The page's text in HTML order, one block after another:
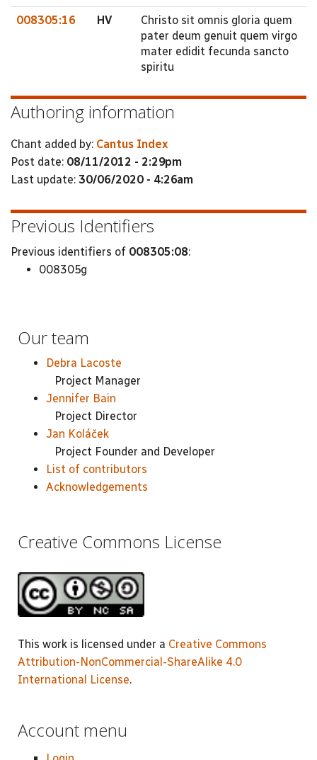
008305:16 HV
Christo sit omnis gloria quem
pater deum genuit quem virgo
mater edidit fecunda sancto
spiritu
Authoring information
Chant added by: Cantus Index
Post date: 08/11/2012 - 2:29pm
Last update: 30/06/2020 - 4:26am
Previous Identifiers
Previous identifiers of 008305:08:
008305g
Our team
Debra Lacoste
Project Manager
Jennifer Bain
Project Director
Jan Koláček
Project Founder and Developer
List of contributors
Acknowledgements
Creative Commons License
This work is licensed under a Creative Commons
Attribution-NonCommercial-ShareAlike 4.0
International License.
Account menu